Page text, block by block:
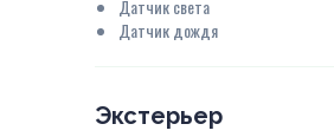
Датчик света
Датчик дождя
Экстерьер